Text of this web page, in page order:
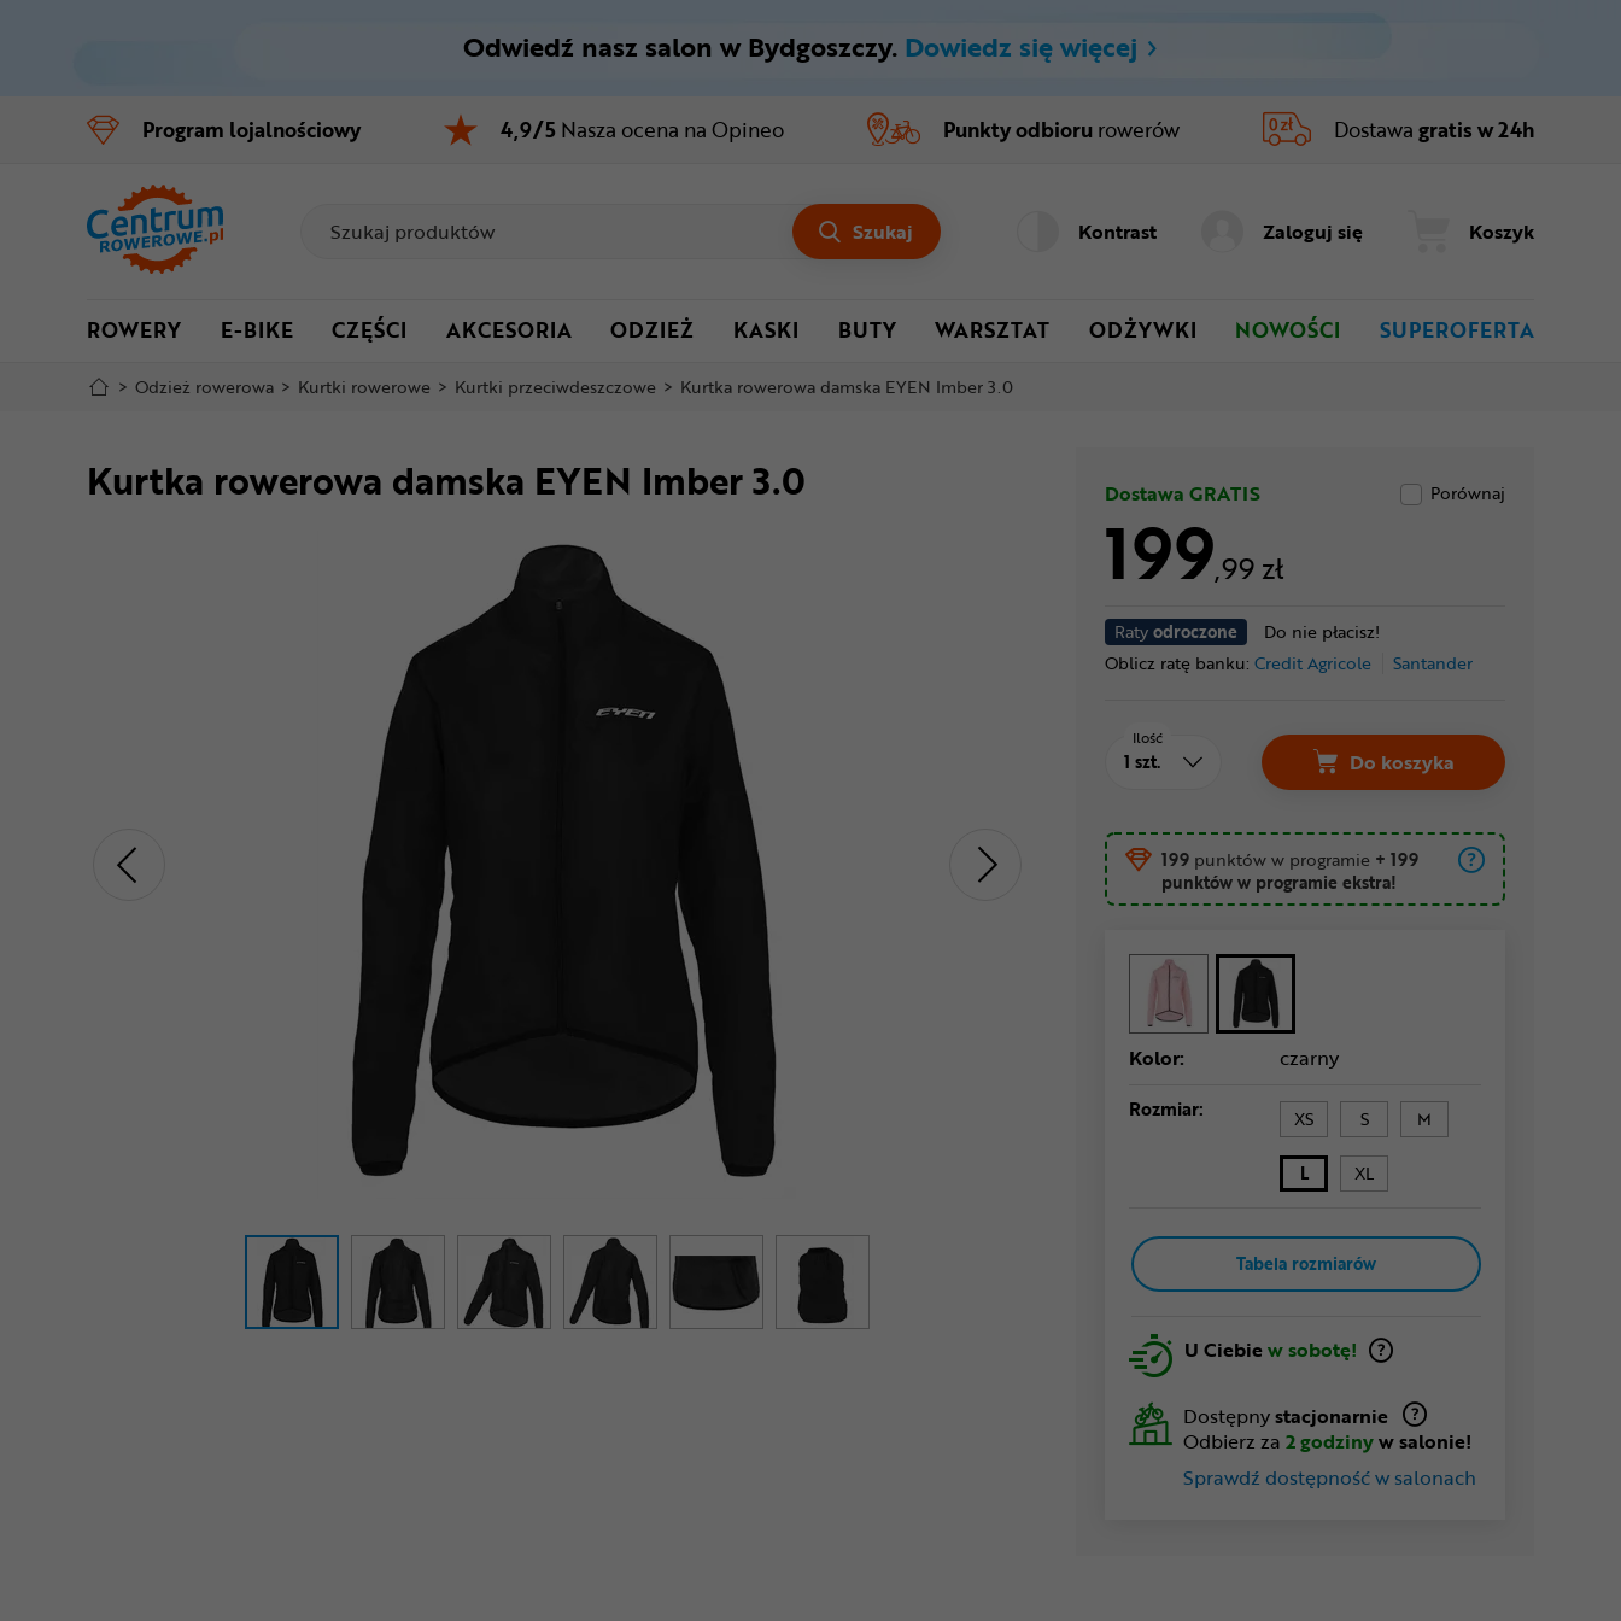
Menu główne
Informacje o produkcie
Do koszyka
Szczegółowe informacje
Mapa strony
Odwiedź nasz salon w Bydgoszczy. Dowiedz się więcej
Program lojalnościowy 4,9/5 Nasza ocena na Opineo Punkty odbioru rowerów Dostawa gratis w 24h
Szukaj Kontrast Zaloguj się Koszyk
ROWERY E-BIKE CZĘŚCI AKCESORIA ODZIEŻ KASKI BUTY WARSZTAT ODŻYWKI NOWOŚCI SUPEROFERTA
> Odzież rowerowa > Kurtki rowerowe > Kurtki przeciwdeszczowe > Kurtka rowerowa damska EYEN Imber 3.0
Kurtka rowerowa damska EYEN Imber 3.0 Dostawa GRATIS Porównaj
199,99 zł
Ratyodroczone
Do nie płacisz!
Oblicz ratę banku: Credit Agricole Santander
Ilość
Do koszyka
199 punktów w programie + 199
punktów w programie ekstra!
Kolor: czarny
Rozmiar: XS S M
L XL
Tabela rozmiarów
U Ciebiew sobotę!
Dostępnystacjonarnie
Odbierz za 2 godzinyw salonie!
Sprawdź dostępność w salonach